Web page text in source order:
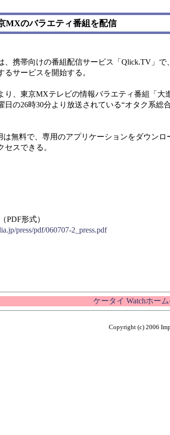
MXのバラエティ番組を配信
携帯向けの番組配信サービス「Qlick.TV」で
サービスを開始する。
、東京MXテレビの情報バラエティ番組「大
日の26時30分より放送されている“オタク系
無料で、専用のアプリケーションをダウン
セスできる。
形式）
press/pdf/060707-2_press.pdf
ケータイ Watchホー
Copyright (c) 2006